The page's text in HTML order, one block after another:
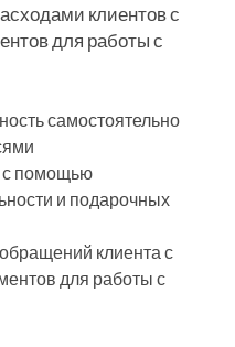
клиентов с
для работы с
самостоятельно
с помощью
и подарочных
клиента с
для работы с